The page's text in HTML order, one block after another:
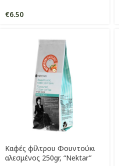
€6.50
Καφές φίλτρου Φουντούκι
αλεσμένος 250gr, “Nektar”